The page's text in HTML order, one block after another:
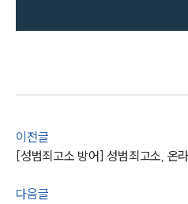
이전글
[성범죄고소 방어] 성범죄고소, 온
다음글